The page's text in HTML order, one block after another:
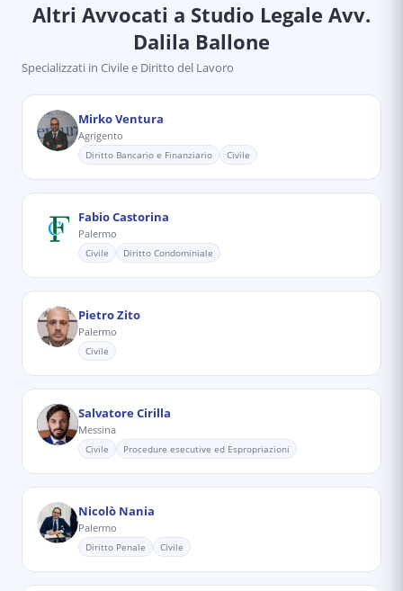
Altri Avvocati a Studio Legale Avv.
Dalila Ballone
Specializzati in Civile e Diritto del Lavoro
Mirko Ventura
Agrigento
Diritto Bancario e Finanziario Civile
Fabio Castorina
Palermo
Civile Diritto Condominiale
Pietro Zito
Palermo
Civile
Salvatore Cirilla
Messina
Civile Procedure esecutive ed Espropriazioni
Nicolò Nania
Palermo
Diritto Penale Civile